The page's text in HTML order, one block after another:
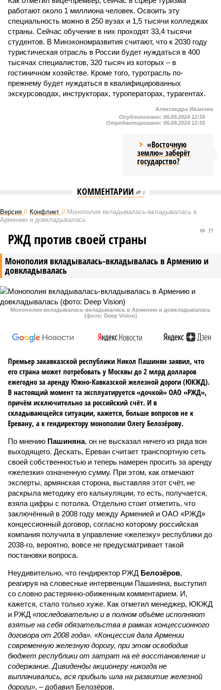
работают около 1 миллиона человек. Освоить эту
специальность можно в 250 вузах и 1,5 тысячи колледжах
страны. Сейчас обучение в них проходят 33,4 тысячи
студентов. В Минэкономразвития считают, что к 2030 году
туристическая отрасль в России будет нуждаться в 400
тысячах специалистов, 320 тысяч из которых – в
гостиничном хозяйстве. Кроме того, туротрасль по-
прежнему будет нуждаться в квалифицированных
экскурсоводах, инструкторах, туроператорах, турагентах.
Александра Иванова
Опубликовано: 06.09.2024 12:55
Отредактировано: 06.09.2024 12:55
«Восточную
землю» заберёт
государство?
КОММЕНТАРИИ 0
Версия // Конфликт // Монополия вкладывалась-вкладывалась в
Армению и довкладывалась
Монополия вкладывалась-вкладывалась в Армению и
довкладывалась
77
РЖД против своей страны
Монополия вкладывалась-вкладывалась в Армению и довкладывалась
(фото: Deep Vision)
Премьер закавказской республики Никол Пашинян заявил, что
его страна может потребовать у Москвы до 2 млрд долларов
ежегодно за аренду Южно-Кавказской железной дороги (ЮКЖД).
В настоящий момент та эксплуатируется «дочкой» ОАО «РЖД»,
причём исключительно за российский счёт. И в
складывающейся ситуации, кажется, больше вопросов не к
Еревану, а к гендиректору монополии Олегу Белозёрову.
По мнению Пашиняна, он не высказал ничего из ряда вон
выходящего. Дескать, Ереван считает транспортную сеть
своей собственностью и теперь намерен просить за аренду
«железки» означенную сумму. При этом, как отмечают
эксперты, армянская сторона, выставляя этот счёт, не
раскрыла методику его калькуляции, то есть, получается,
взяла цифры с потолка. Отдельно стоит отметить, что
заключённый в 2008 году между Арменией и ОАО «РЖД»
концессионный договор, согласно которому российская
компания получила в управление «железку» республики до
2038-го, вероятно, вовсе не предусматривает такой
постановки вопроса.
Неудивительно, что гендиректор РЖД Белозёров,
реагируя на словесные интервенции Пашиняна, выступил
со словно растерянно-обиженным комментарием. И,
кажется, стало только хуже. Как отметил менеджер, ЮКЖД
и РЖД «последовательно и в полном объёме исполняют
взятые на себя обязательства в рамках концессионного
договора от 2008 года». «Концессия дала Армении
современную железную дорогу, при этом освободив
бюджет республики от затрат на её восстановление и
содержание. Дивиденды акционеру никогда не
выплачивались, вся прибыль шла на развитие железной
дороги», – добавил Белозёров.